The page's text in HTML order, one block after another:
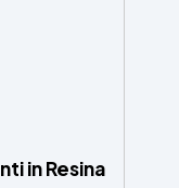
in Resina